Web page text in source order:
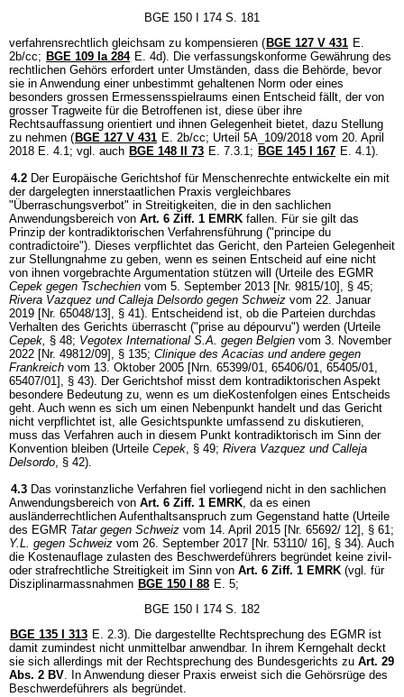
BGE 150 I 174 S. 181
verfahrensrechtlich gleichsam zu kompensieren ( BGE 127 V 431 E.
2b/cc; BGE 109 Ia 284 E. 4d). Die verfassungskonforme Gewährung des
rechtlichen Gehörs erfordert unter Umständen, dass die Behörde, bevor
sie in Anwendung einer unbestimmt gehaltenen Norm oder eines
besonders grossen Ermessensspielraums einen Entscheid fällt, der von
grosser Tragweite für die Betroffenen ist, diese über ihre
Rechtsauffassung orientiert und ihnen Gelegenheit bietet, dazu Stellung
zu nehmen ( BGE 127 V 431 E. 2b/cc; Urteil 5A_109/2018 vom 20. April
2018 E. 4.1; vgl. auch BGE 148 II 73 E. 7.3.1; BGE 145 I 167 E. 4.1).
4.2 Der Europäische Gerichtshof für Menschenrechte entwickelte ein mit
der dargelegten innerstaatlichen Praxis vergleichbares
"Überraschungsverbot" in Streitigkeiten, die in den sachlichen
Anwendungsbereich von Art. 6 Ziff. 1 EMRK fallen. Für sie gilt das
Prinzip der kontradiktorischen Verfahrensführung ("principe du
contradictoire"). Dieses verpflichtet das Gericht, den Parteien Gelegenheit
zur Stellungnahme zu geben, wenn es seinen Entscheid auf eine nicht
von ihnen vorgebrachte Argumentation stützen will (Urteile des EGMR
Cepek gegen Tschechien vom 5. September 2013 [Nr. 9815/10], § 45;
Rivera Vazquez und Calleja Delsordo gegen Schweiz vom 22. Januar
2019 [Nr. 65048/13], § 41). Entscheidend ist, ob die Parteien durchdas
Verhalten des Gerichts überrascht ("prise au dépourvu") werden (Urteile
Cepek, § 48; Vegotex International S.A. gegen Belgien vom 3. November
2022 [Nr. 49812/09], § 135; Clinique des Acacias und andere gegen
Frankreich vom 13. Oktober 2005 [Nrn. 65399/01, 65406/01, 65405/01,
65407/01], § 43). Der Gerichtshof misst dem kontradiktorischen Aspekt
besondere Bedeutung zu, wenn es um dieKostenfolgen eines Entscheids
geht. Auch wenn es sich um einen Nebenpunkt handelt und das Gericht
nicht verpflichtet ist, alle Gesichtspunkte umfassend zu diskutieren,
muss das Verfahren auch in diesem Punkt kontradiktorisch im Sinn der
Konvention bleiben (Urteile Cepek, § 49; Rivera Vazquez und Calleja
Delsordo, § 42).
4.3 Das vorinstanzliche Verfahren fiel vorliegend nicht in den sachlichen
Anwendungsbereich von Art. 6 Ziff. 1 EMRK, da es einen
ausländerrechtlichen Aufenthaltsanspruch zum Gegenstand hatte (Urteile
des EGMR Tatar gegen Schweiz vom 14. April 2015 [Nr. 65692/ 12], § 61;
Y.L. gegen Schweiz vom 26. September 2017 [Nr. 53110/ 16], § 34). Auch
die Kostenauflage zulasten des Beschwerdeführers begründet keine zivil-
oder strafrechtliche Streitigkeit im Sinn von Art. 6 Ziff. 1 EMRK (vgl. für
Disziplinarmassnahmen BGE 150 I 88 E. 5;
BGE 150 I 174 S. 182
BGE 135 I 313 E. 2.3). Die dargestellte Rechtsprechung des EGMR ist
damit zumindest nicht unmittelbar anwendbar. In ihrem Kerngehalt deckt
sie sich allerdings mit der Rechtsprechung des Bundesgerichts zu Art. 29
Abs. 2 BV. In Anwendung dieser Praxis erweist sich die Gehörsrüge des
Beschwerdeführers als begründet.